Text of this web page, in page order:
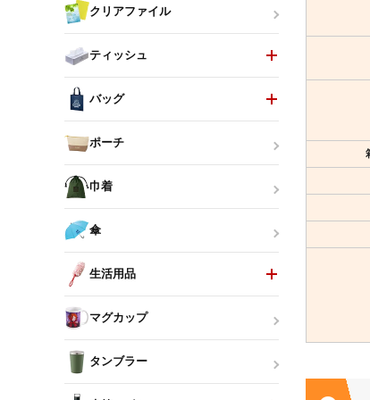
クリアファイル
ティッシュ
バッグ
ポーチ
巾着
傘
生活用品
マグカップ
タンブラー